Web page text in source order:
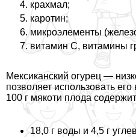
крахмал;
каротин;
микроэлементы
витамин С, витамины
Мексиканский огурец —
позволяет использовать
100 г мякоти плода
18,0 г воды и 4,5 г